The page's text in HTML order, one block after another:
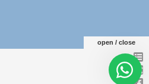
open / close